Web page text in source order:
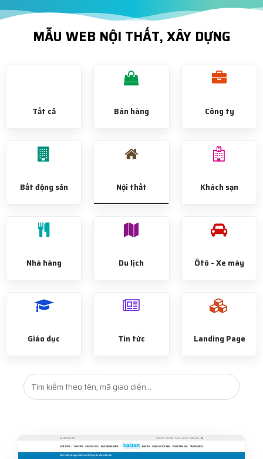
MẪU WEB NỘI THẤT, XÂY DỰNG
Tất cả Bán hàng Công ty
Bất động sản Nội thất Khách sạn
Nhà hàng Du lịch Ôtô - Xe máy
Giáo dục Tin tức Landing Page